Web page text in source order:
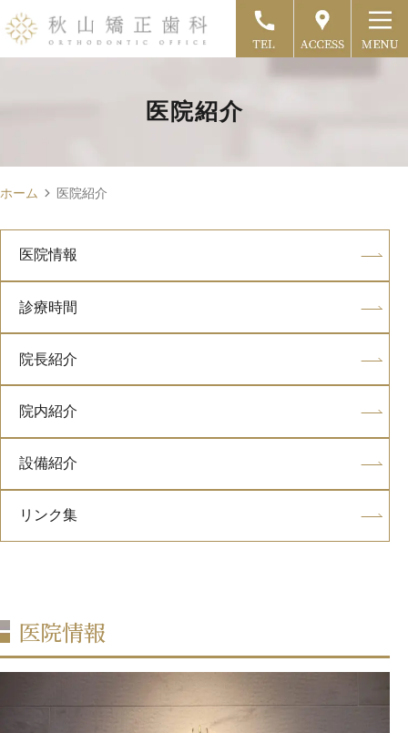
医院紹介
ホーム 医院紹介
医院情報
診療時間
院長紹介
院内紹介
設備紹介
リンク集
医院情報